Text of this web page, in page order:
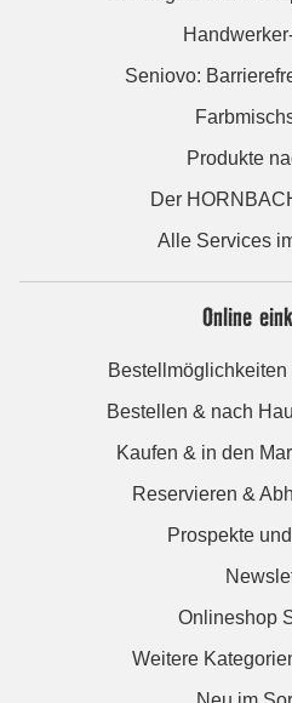
Seniovo:
Produkte
Der
Alle Services
Online
Bestellen & nach
Kaufen & in den
Reservieren &
Prospekte
Onlineshop
Weitere